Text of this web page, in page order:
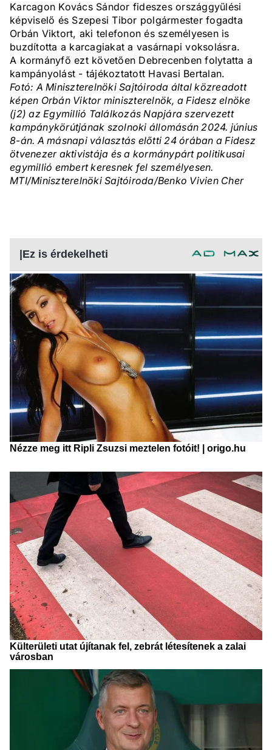
Karcagon Kovács Sándor fideszes országgyűlési
képviselő és Szepesi Tibor polgármester fogadta
Orbán Viktort, aki telefonon és személyesen is
buzdította a karcagiakat a vasárnapi voksolásra.
A kormányfő ezt követően Debrecenben folytatta a
kampányolást - tájékoztatott Havasi Bertalan.
Fotó: A Miniszterelnöki Sajtóiroda által közreadott
képen Orbán Viktor miniszterelnök, a Fidesz elnöke
(j2) az Egymillió Találkozás Napjára szervezett
kampánykörútjának szolnoki állomásán 2024. június
8-án. A másnapi választás előtti 24 órában a Fidesz
ötvenezer aktivistája és a kormánypárt politikusai
egymillió embert keresnek fel személyesen.
MTI/Miniszterelnöki Sajtóiroda/Benko Vivien Cher